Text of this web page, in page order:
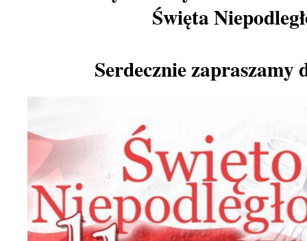
Święta
Serdecznie zapraszamy